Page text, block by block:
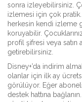
sonra izleyebilirsiniz.
izlemesi için çok
herkesin kendi izleme
koruyabilir.
profil şifresi veya satın
getirebilirsiniz.
Disney+’da indirim
olanlar için ilk ay
görülüyor. Eğer
destek hattına